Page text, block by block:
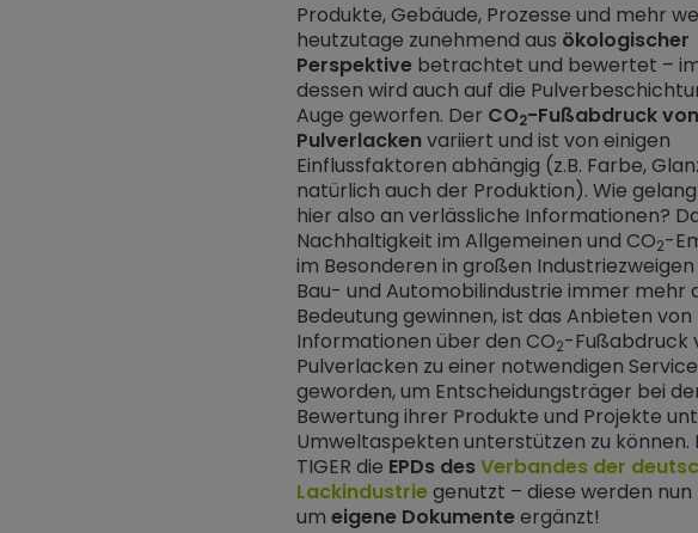
Produkte, Gebäude, Prozesse und mehr
heutzutage zunehmend aus ökologischer
Perspektive betrachtet und bewertet –
dessen wird auch auf die
Auge geworfen. Der CO2-Fußabdruck von
Pulverlackenvariiert und ist von einigen
Einflussfaktoren abhängig (z.B. Farbe,
natürlich auch der Produktion). Wie
hier also an verlässliche Informationen?
Nachhaltigkeit im Allgemeinen und CO2-
im Besonderen in großen
Bau- und Automobilindustrie immer mehr
Bedeutung gewinnen, ist das Anbieten von
Informationen über den CO2-Fußabdruck
Pulverlacken zu einer notwendigen
geworden, um Entscheidungsträger bei
Bewertung ihrer Produkte und Projekte
Umweltaspekten unterstützen zu können.
TIGER die EPDs desVerbandes der
Lackindustriegenutzt – diese werden nun
um eigene Dokumenteergänzt!